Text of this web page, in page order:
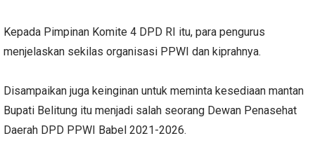
Kepada Pimpinan Komite 4 DPD RI itu, para pengurus
menjelaskan sekilas organisasi PPWI dan kiprahnya.
Disampaikan juga keinginan untuk meminta kesediaan mantan
Bupati Belitung itu menjadi salah seorang Dewan Penasehat
Daerah DPD PPWI Babel 2021-2026.